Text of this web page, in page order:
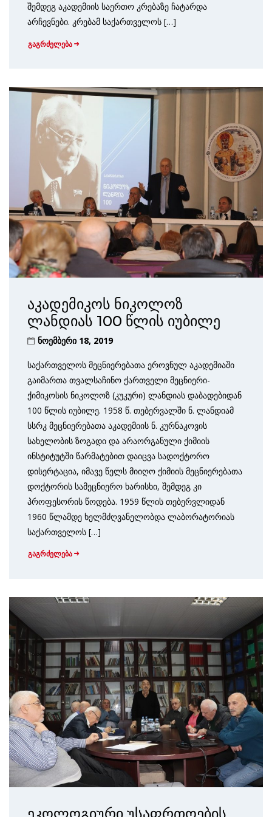
შემდეგ აკადემიის საერთო კრებაზე ჩატარდა
არჩევნები. კრებამ საქართველოს […]
გაგრძელება
აკადემიკოს ნიკოლოზ
ლანდიას 100 წლის იუბილე
ნოემბერი 18, 2019
საქართველოს მეცნიერებათა ეროვნულ აკადემიაში
გაიმართა თვალსაჩინო ქართველი მეცნიერი-
ქიმიკოსის ნიკოლოზ (კუკური) ლანდიას დაბადებიდან
100 წლის იუბილე. 1958 წ. თებერვალში ნ. ლანდიამ
სსრკ მეცნიერებათა აკადემიის ნ. კურნაკოვის
სახელობის ზოგადი და არაორგანული ქიმიის
ინსტიტუტში წარმატებით დაიცვა სადოქტორო
დისერტაცია, იმავე წელს მიიღო ქიმიის მეცნიერებათა
დოქტორის სამეცნიერო ხარისხი, შემდეგ კი
პროფესორის წოდება. 1959 წლის თებერვლიდან
1960 წლამდე ხელმძღვანელობდა ლაბორატორიას
საქართველოს […]
გაგრძელება